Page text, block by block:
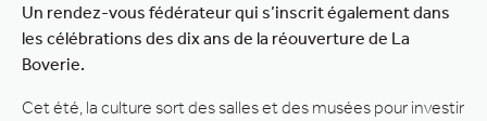
Un rendez-vous fédérateur qui s’inscrit également dans
les célébrations des dix ans de la réouverture de La
Boverie.
Cet été, la culture sort des salles et des musées pour investir